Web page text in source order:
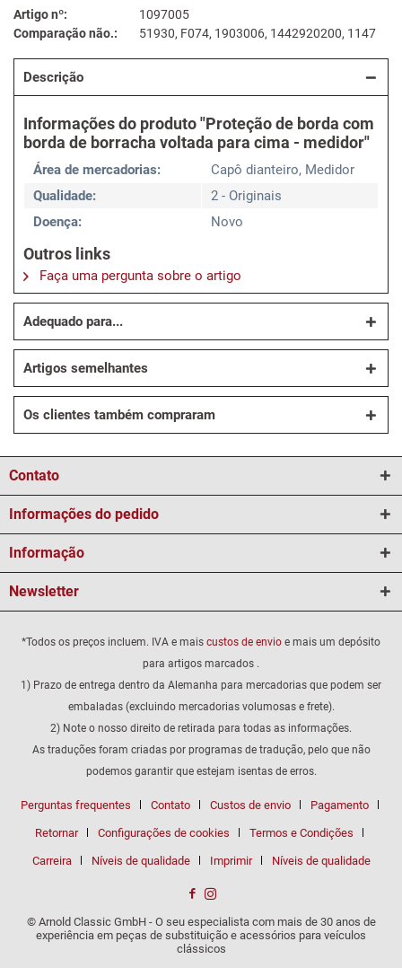
Artigo nº:
1097005
Comparação não.:
51930, F074, 1903006, 1442920200, 1147
Descrição
Informações do produto "Proteção de borda com
borda de borracha voltada para cima - medidor"
Área de mercadorias:
Capô dianteiro, Medidor
Qualidade:
2 - Originais
Doença:
Novo
Outros links
Faça uma pergunta sobre o artigo
Adequado para...
Artigos semelhantes
Os clientes também compraram
Contato
Informações do pedido
Informação
Newsletter
*Todos os preços incluem. IVA e mais custos de envio e mais um depósito
para artigos marcados .
1) Prazo de entrega dentro da Alemanha para mercadorias que podem ser
embaladas (excluindo mercadorias volumosas e frete).
2) Note o nosso direito de retirada para todas as informações.
As traduções foram criadas por programas de tradução, pelo que não
podemos garantir que estejam isentas de erros.
Perguntas frequentes Contato Custos de envio Pagamento
Retornar Configurações de cookies Termos e Condições
Carreira Níveis de qualidade Imprimir Níveis de qualidade
© Arnold Classic GmbH - O seu especialista com mais de 30 anos de
experiência em peças de substituição e acessórios para veículos
clássicos